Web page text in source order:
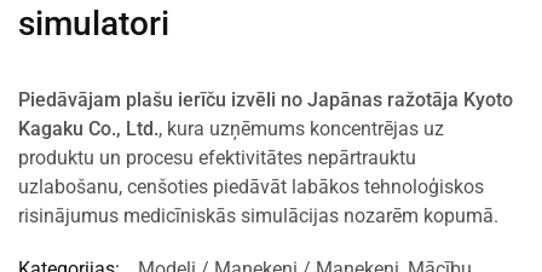
simulatori
Piedāvājam plašu ierīču izvēli no Japānas ražotāja Kyoto
Kagaku Co., Ltd., kura uzņēmums koncentrējas uz
produktu un procesu efektivitātes nepārtrauktu
uzlabošanu, cenšoties piedāvāt labākos tehnoloģiskos
risinājumus medicīniskās simulācijas nozarēm kopumā.